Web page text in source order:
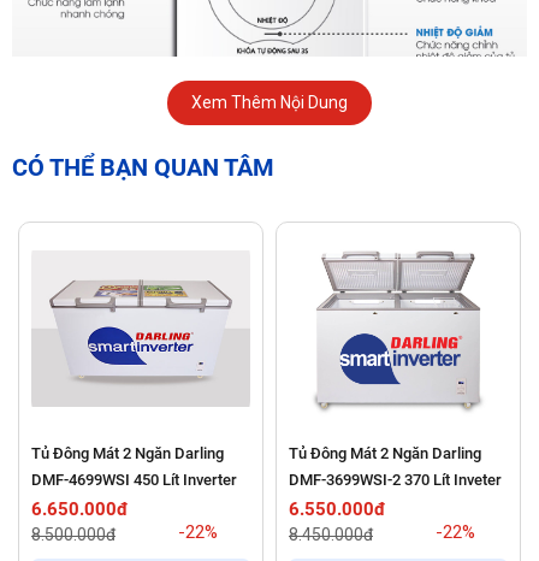
"Trải Nghiệm" Công Nghệ Bảo Quản Thực Phẩm Vượt
Tiết kiệm điện năng tối đa
, giảm thiểu hóa đơn tiền điện hàng
tháng.
Vận hànhêm ái, không gây tiếng ồn khó chịu.
2 Dàn Lạnh Độc Lập
Điều chỉnhnhiệt độ riêng biệt
cho từng ngăn, tối ưu hóa việc
bảo quản từng loại thực phẩm.
Xem Thêm Nội Dung
CÓ THỂ BẠN QUAN TÂM
Tủ Đông Mát 2 Ngăn Darling
DMF-4699WSI 450 Lít Inverter
6.650.000đ
8.500.000đ -22%
Tủ Đông Mát 2 Ngăn Darling
DMF-3699WSI-2 370 Lít Inveter
6.550.000đ
8.450.000đ -22%